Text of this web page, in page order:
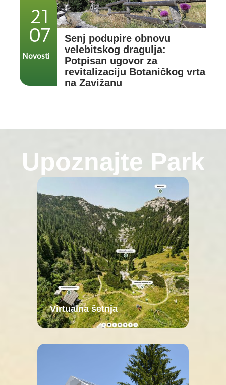
21
07
Senj podupire obnovu
velebitskog dragulja:
Potpisan ugovor za
revitalizaciju Botaničkog vrta
na Zavižanu
Novosti
Upoznajte Park
Virtualna šetnja